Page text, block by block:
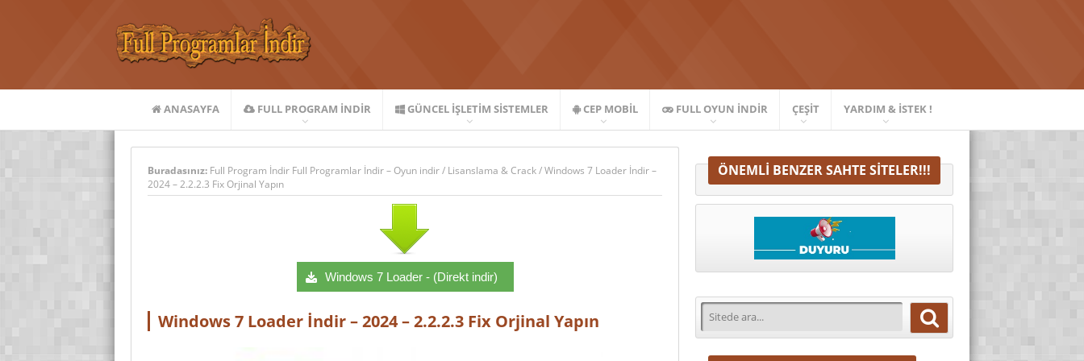
ANASAYFA FULL PROGRAM INDIR GÜNCEL İŞLETIM SISTEMLER CEP MOBIL FULL OYUN İNDIR ÇEŞIT YARDIM & İSTEK !
Buradasınız: Full Program İndir Full Programlar İndir – Oyun indir/ Lisanslama & Crack/Windows 7 Loader İndir –
2024 – 2.2.2.3 Fix Orjinal Yapın
Windows 7 Loader - (Direkt indir)
Windows 7 Loader İndir – 2024 – 2.2.2.3 Fix Orjinal Yapın
ÖNEMLI BENZER SAHTE SITELER!!!